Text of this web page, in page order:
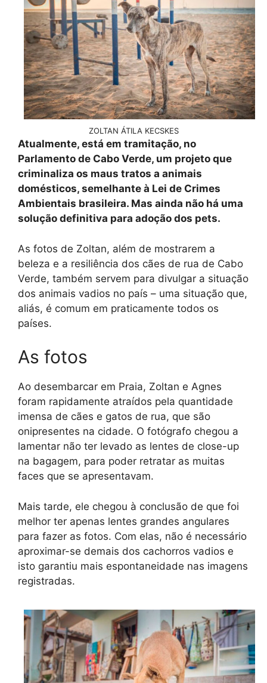
ZOLTAN ÁTILA KECSKES
Atualmente, está em tramitação, no
Parlamento de Cabo Verde, um projeto que
criminaliza os maus tratos a animais
domésticos, semelhante à Lei de Crimes
Ambientais brasileira. Mas ainda não há uma
solução definitiva para adoção dos pets.
As fotos de Zoltan, além de mostrarem a
beleza e a resiliência dos cães de rua de Cabo
Verde, também servem para divulgar a situação
dos animais vadios no país – uma situação que,
aliás, é comum em praticamente todos os
países.
As fotos
Ao desembarcar em Praia, Zoltan e Agnes
foram rapidamente atraídos pela quantidade
imensa de cães e gatos de rua, que são
onipresentes na cidade. O fotógrafo chegou a
lamentar não ter levado as lentes de close-up
na bagagem, para poder retratar as muitas
faces que se apresentavam.
Mais tarde, ele chegou à conclusão de que foi
melhor ter apenas lentes grandes angulares
para fazer as fotos. Com elas, não é necessário
aproximar-se demais dos cachorros vadios e
isto garantiu mais espontaneidade nas imagens
registradas.